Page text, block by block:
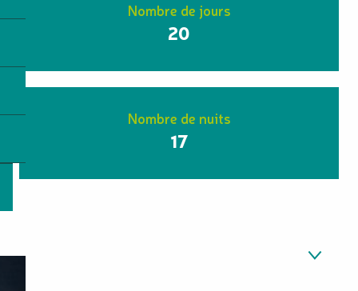
Nombre de jours
20
Nombre de nuits
17